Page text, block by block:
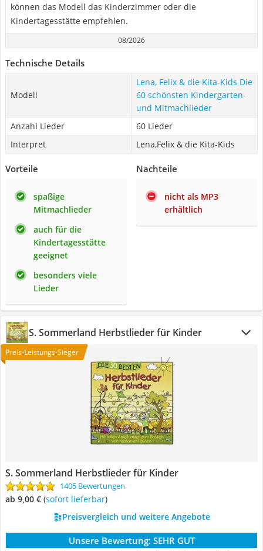
können das Modell das Kinderzimmer oder die
Kindertagesstätte empfehlen.
08/2026
Technische Details
Modell
Lena, Felix & die Kita-Kids Die
60 schönsten Kindergarten-
und Mitmachlieder
Anzahl Lieder
60 Lieder
Interpret
Lena,Felix & die Kita-Kids
Vorteile
spaßige
Mitmachlieder
auch für die
Kindertagesstätte
geeignet
besonders viele
Lieder
Nachteile
nicht als MP3
erhältlich
S. Sommerland Herbstlieder für Kinder
Preis-Leistungs-Sieger
S. Sommerland Herbstlieder für Kinder
1405 Bewertungen
ab 9,00 € ( Sofort lieferbar)
Preisvergleich und weitere Angebote
Unsere Bewertung: SEHR GUT